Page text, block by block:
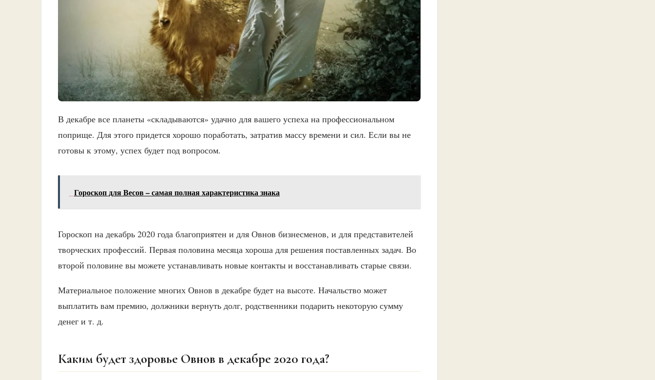
В декабре все планеты «складываются» удачно для вашего успеха на профессиональном
поприще. Для этого придется хорошо поработать, затратив массу времени и сил. Если вы не
готовы к этому, успех будет под вопросом.
Гороскоп для Весов – самая полная характеристика знака
Гороскоп на декабрь 2020 года благоприятен и для Овнов бизнесменов, и для представителей
творческих профессий. Первая половина месяца хороша для решения поставленных задач. Во
второй половине вы можете устанавливать новые контакты и восстанавливать старые связи.
Материальное положение многих Овнов в декабре будет на высоте. Начальство может
выплатить вам премию, должники вернуть долг, родственники подарить некоторую сумму
денег и т. д.
Каким будет здоровье Овнов в декабре 2020 года?